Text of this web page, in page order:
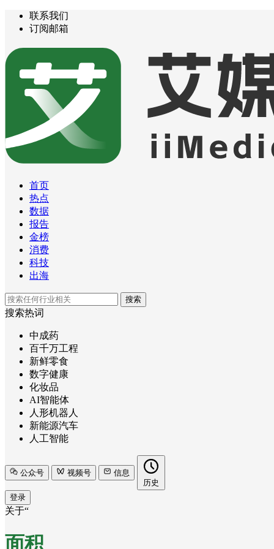
联系我们
订阅邮箱
首页
热点
数据
报告
金榜
消费
科技
出海
搜索
搜索热词
中成药
百千万工程
新鲜零食
数字健康
化妆品
AI智能体
人形机器人
新能源汽车
人工智能
公众号 视频号
信息
历史
登录
关于“
面积